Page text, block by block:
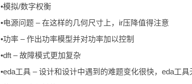
•模拟/数字权衡
•电源问题 – 在这样的几何尺寸上，ir压降值得注意
•功率 – 作出功率模型并对功率加以控制
•dft – 故障模式更加复杂
•eda工具 – 设计和设计中遇到的难题变化很快，eda工